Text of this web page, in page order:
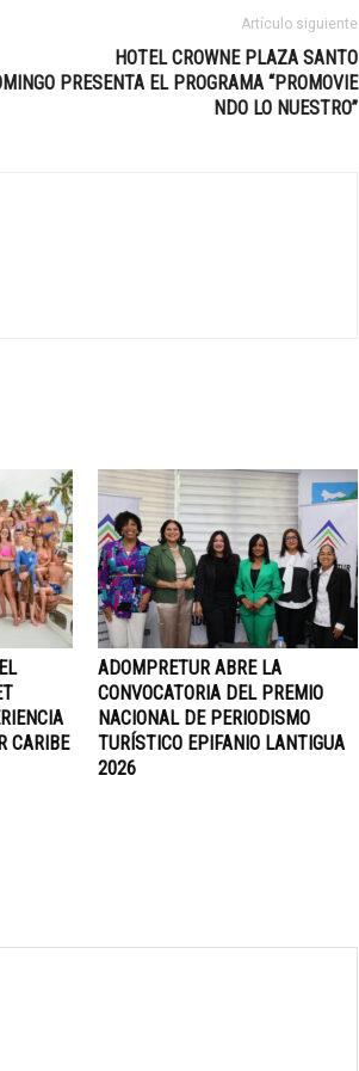
Artículo siguiente
HOTEL CROWNE PLAZA SANTO
PRESENTA EL PROGRAMA “PROMOVIE
NDO LO NUESTRO”
CARIBE
ADOMPRETUR ABRE LA
CONVOCATORIA DEL PREMIO
NACIONAL DE PERIODISMO
TURÍSTICO EPIFANIO LANTIGUA
2026